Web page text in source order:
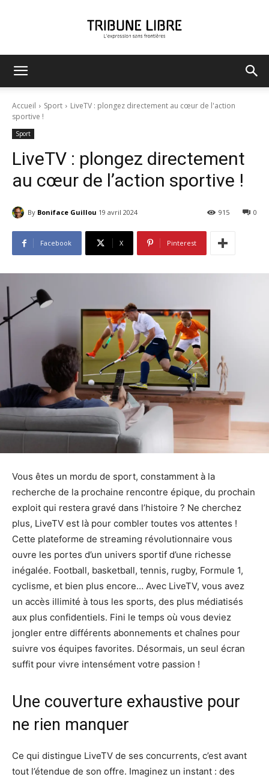
Accueil Sport
LiveTV : plongez directement au cœur de l'action
sportive !
Sport
LiveTV : plongez directement
au cœur de l’action sportive !
By Boniface Guillou 19 avril 2024 0
915
Facebook X Pinterest
Vous êtes un mordu de sport, constamment à la
recherche de la prochaine rencontre épique, du prochain
exploit qui restera gravé dans l’histoire ? Ne cherchez
plus, LiveTV est là pour combler toutes vos attentes !
Cette plateforme de streaming révolutionnaire vous
ouvre les portes d’un univers sportif d’une richesse
inégalée. Football, basketball, tennis, rugby, Formule 1,
cyclisme, et bien plus encore… Avec LiveTV, vous avez
un accès illimité à tous les sports, des plus médiatisés
aux plus confidentiels. Fini le temps où vous deviez
jongler entre différents abonnements et chaînes pour
suivre vos équipes favorites. Désormais, un seul écran
suffit pour vivre intensément votre passion !
Une couverture exhaustive pour
ne rien manquer
Ce qui distingue LiveTV de ses concurrents, c’est avant
tout l’étendue de son offre. Imaginez un instant : des